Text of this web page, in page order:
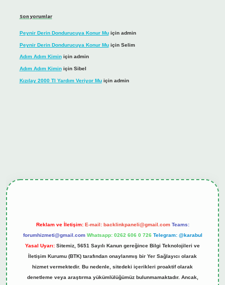
Son yorumlar
Peynir Derin Dondurucuya Konur Muiçin admin
Peynir Derin Dondurucuya Konur Muiçin Selim
Adım Adım Kiminiçin admin
Adım Adım Kiminiçin Sibel
Kızılay 2000 Tl Yardım Veriyor Muiçin admin
Reklam ve İletişim: E-mail: backlinkpaneli@gmail.com Teams:
forumhizmeti@gmail.com Whatsapp: 0262 606 0 726 Telegram: @karabul
Yasal Uyarı: Sitemiz, 5651 Sayılı Kanun gereğince Bilgi Teknolojileri ve
İletişim Kurumu (BTK) tarafından onaylanmış bir Yer Sağlayıcı olarak
hizmet vermektedir. Bu nedenle, sitedeki içerikleri proaktif olarak
denetleme veya araştırma yükümlülüğümüz bulunmamaktadır. Ancak,